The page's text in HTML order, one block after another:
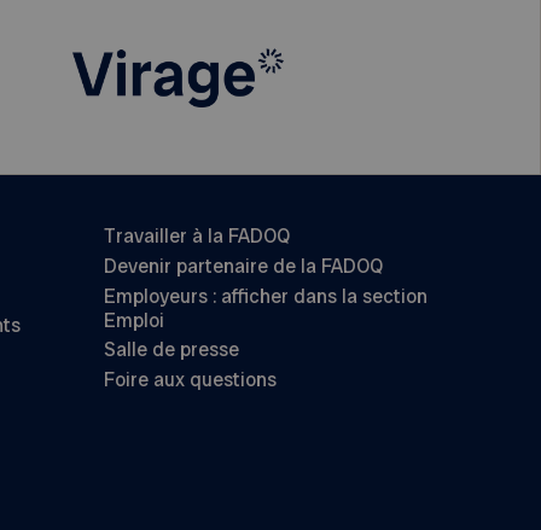
Travailler à la FADOQ
Devenir partenaire de la FADOQ
Employeurs : afficher dans la section
Emploi
Salle de presse
Foire aux questions